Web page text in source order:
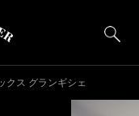
クス グランギシェ